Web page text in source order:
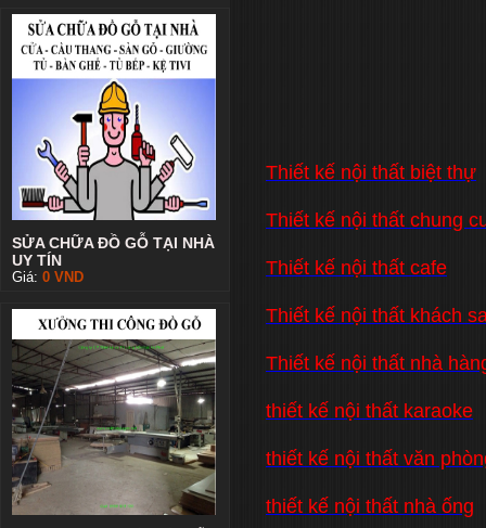
SỬA CHỮA ĐỒ GỖ TẠI NHÀ
UY TÍN
Giá: 0 VND
Thiết kế nội thất biệt thự
Thiết kế nội thất chung
Thiết kế nội thất cafe
Thiết kế nội thất khách
Thiết kế nội thất nhà
thiết kế nội thất karaoke
thiết kế nội thất văn
thiết kế nội thất nhà ống